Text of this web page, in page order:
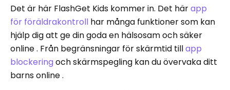
Det är här FlashGet Kids kommer in. Det härapp
för föräldrakontroll har många funktioner som kan
hjälp dig att ge din goda en hälsosam och säker
online . Från begränsningar för skärmtid tillapp
blockering och skärmspegling kan du övervaka ditt
barns online .